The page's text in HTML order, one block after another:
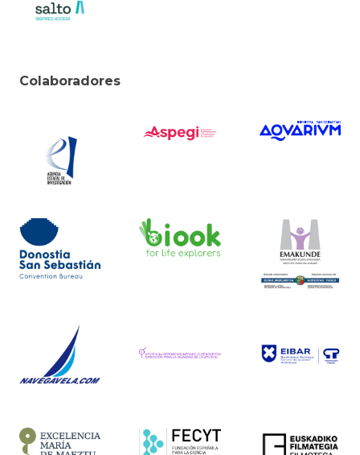
Colaboradores